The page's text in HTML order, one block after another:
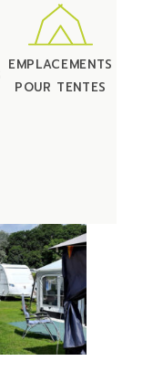
EMPLACEMENTS
POUR TENTES